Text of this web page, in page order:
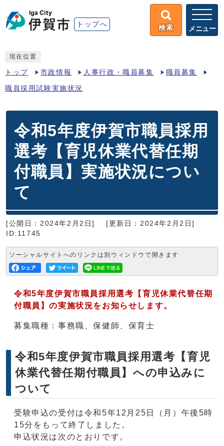
トップへ 検索 メニュー
現在位置
トップ 市政情報 人事行政・職員募集 職員募集
職員採用試験実施状況
令和5年度伊賀市職員採用
選考【育児休業代替任期
付職員】実施状況につい
て
[公開日：2024年2月2日]
[更新日：2024年2月2日]
ID:11745
ソーシャルサイトへのリンクは別ウィンドウで開きます
令和5年度伊賀市職員採用選考【育児休業代替任期
付職員】の実施状況をお知らせします。
募集職種：事務職、保健師、保育士
令和5年度伊賀市職員採用選考【育児
休業代替任期付職員】への申込みに
ついて
受験申込の受付は令和5年12月25日（月）午後5時
15分をもって終了しました。
申込状況は次のとおりです。